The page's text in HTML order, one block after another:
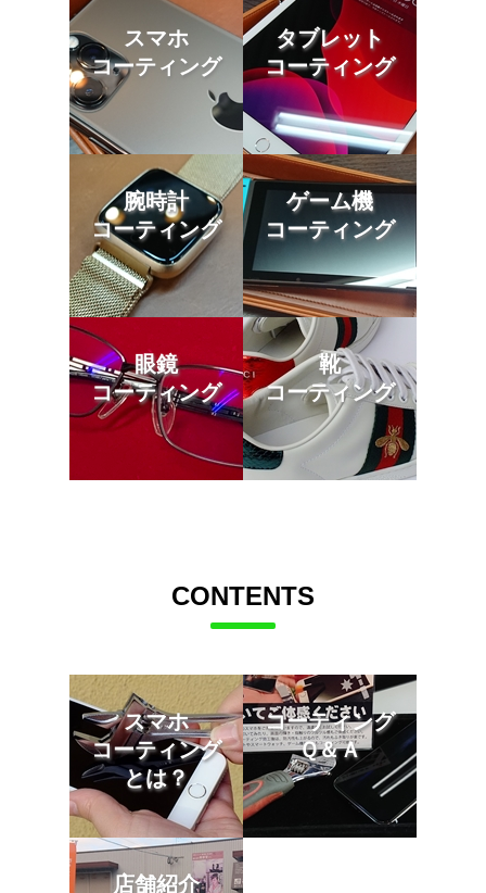
スマホ
コーティング
タブレット
コーティング
腕時計
コーティング
ゲーム機
コーティング
眼鏡
コーティング
靴
コーティング
CONTENTS
スマホ
コーティング
とは？
コーティング
Ｑ＆Ａ
店舗紹介